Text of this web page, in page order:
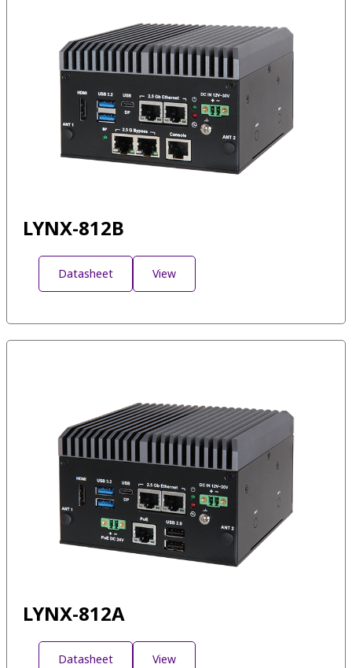
LYNX-812B
Datasheet View
LYNX-812A
Datasheet View